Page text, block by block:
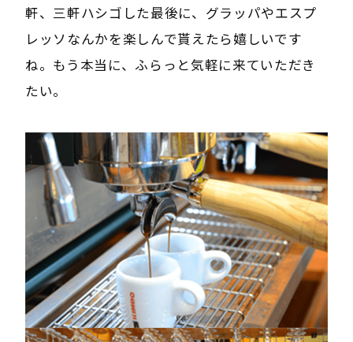
軒、三軒ハシゴした最後に、グラッパやエスプ
レッソなんかを楽しんで貰えたら嬉しいです
ね。もう本当に、ふらっと気軽に来ていただき
たい。